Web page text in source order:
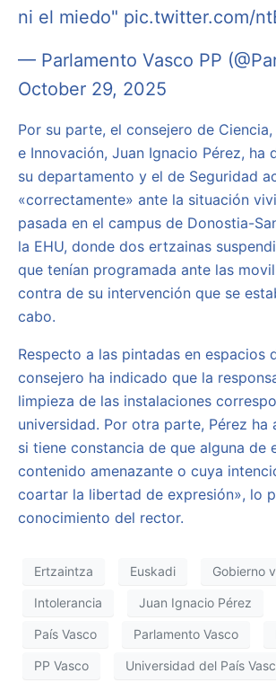
ni el miedo" pic.twitter.com/
— Parlamento Vasco PP
October 29, 2025
Por su parte, el consejero de
e Innovación, Juan Ignacio Pérez, ha
su departamento y el de Seguridad
«correctamente» ante la situación
pasada en el campus de Donostia-
la EHU, donde dos ertzainas
que tenían programada ante las
contra de su intervención que se
cabo.
Respecto a las pintadas en espacios
consejero ha indicado que la
limpieza de las instalaciones
universidad. Por otra parte, Pérez ha
si tiene constancia de que alguna de
contenido amenazante o cuya
coartar la libertad de expresión», lo
conocimiento del rector.
Ertzaintza Euskadi Gobierno
Intolerancia Juan Ignacio Pérez
País Vasco Parlamento Vasco
PP Vasco Universidad del País